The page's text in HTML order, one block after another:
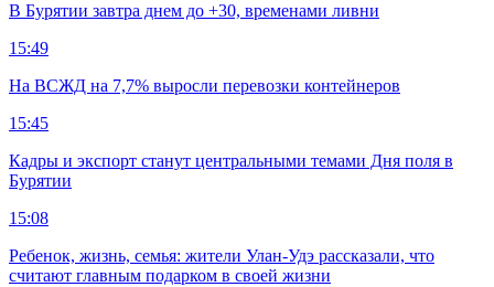
В Бурятии завтра днем до +30, временами ливни
15:49
На ВСЖД на 7,7% выросли перевозки контейнеров
15:45
Кадры и экспорт станут центральными темами Дня поля в
Бурятии
15:08
Ребенок, жизнь, семья: жители Улан-Удэ рассказали, что
считают главным подарком в своей жизни